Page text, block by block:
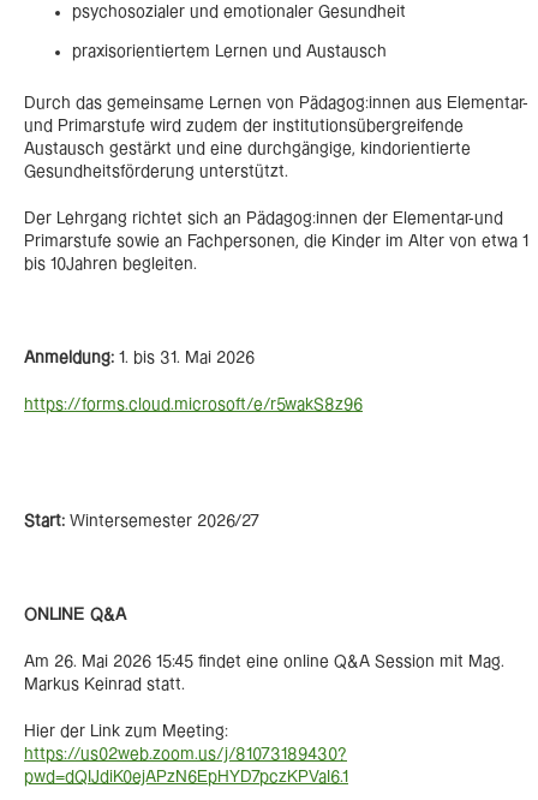
psychosozialer und emotionaler Gesundheit
praxisorientiertem Lernen und Austausch
Durch das gemeinsame Lernen von Pädagog:innen aus Elementar-
und Primarstufe wird zudem der institutionsübergreifende
Austausch gestärkt und eine durchgängige, kindorientierte
Gesundheitsförderung unterstützt.
Der Lehrgang richtet sich an Pädagog:innen der Elementar-und
Primarstufe sowie an Fachpersonen, die Kinder im Alter von etwa 1
bis 10Jahren begleiten.
Anmeldung: 1. bis 31. Mai 2026
https://forms.cloud.microsoft/e/r5wakS8z96
Start: Wintersemester 2026/27
ONLINE Q&A
Am 26. Mai 2026 15:45 findet eine online Q&A Session mit Mag.
Markus Keinrad statt.
Hier der Link zum Meeting:
https://us02web.zoom.us/j/81073189430?
pwd=dQIJdiK0ejAPzN6EpHYD7pczKPVaI6.1